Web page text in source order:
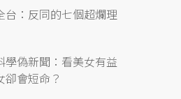
台：反同的七個超爛理
學偽新聞：看美女有益
卻會短命？